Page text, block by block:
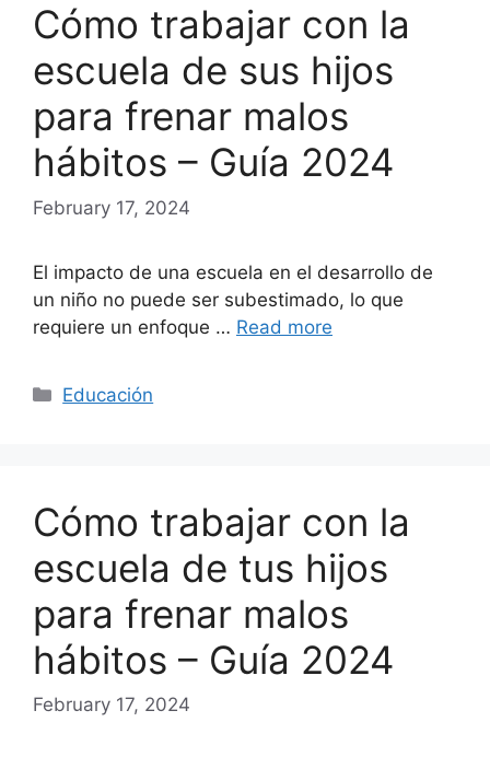
Cómo trabajar con la
escuela de sus hijos
para frenar malos
hábitos – Guía 2024
February 17, 2024
El impacto de una escuela en el desarrollo de
un niño no puede ser subestimado, lo que
requiere un enfoque … Read more
Categories
Educación
Cómo trabajar con la
escuela de tus hijos
para frenar malos
hábitos – Guía 2024
February 17, 2024